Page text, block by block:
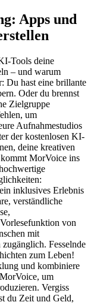
Apps und
Tools deine
– und warum
Du hast eine brillante
Oder du brennst
Zielgruppe
um
Aufnahmestudios
der kostenlosen KI-
deine kreativen
MorVoice ins
inklusives Erlebnis
verständliche
von
mit
Fesselnde
zum Leben!
und kombiniere
um
Vergiss
du Zeit und Geld,